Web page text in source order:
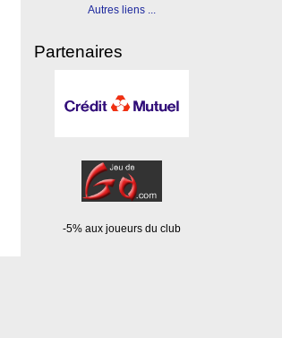
Autres liens ...
Partenaires
-5% aux joueurs du club